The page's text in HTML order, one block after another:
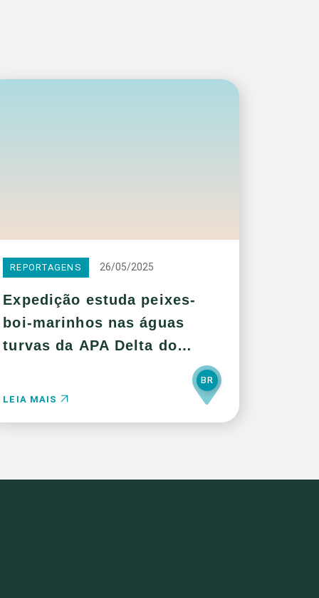
REPORTAGENS 26/05/2025
Expedição estuda peixes-
boi-marinhos nas águas
turvas da APA Delta do
LEIA MAIS
BR